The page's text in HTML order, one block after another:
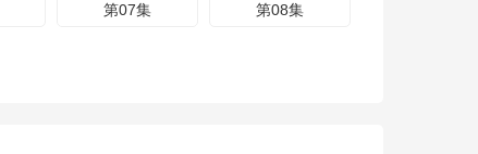
第07集 第08集